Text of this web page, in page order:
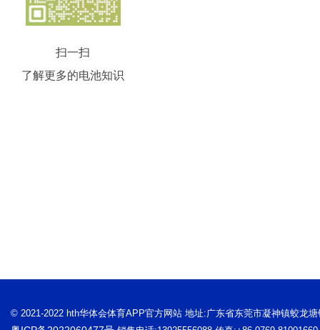
扫一扫
了解更多的电池知识
© 2021-2022 hth华体会体育APP官方网站 地址:广东省东莞市凝神镇蛟龙